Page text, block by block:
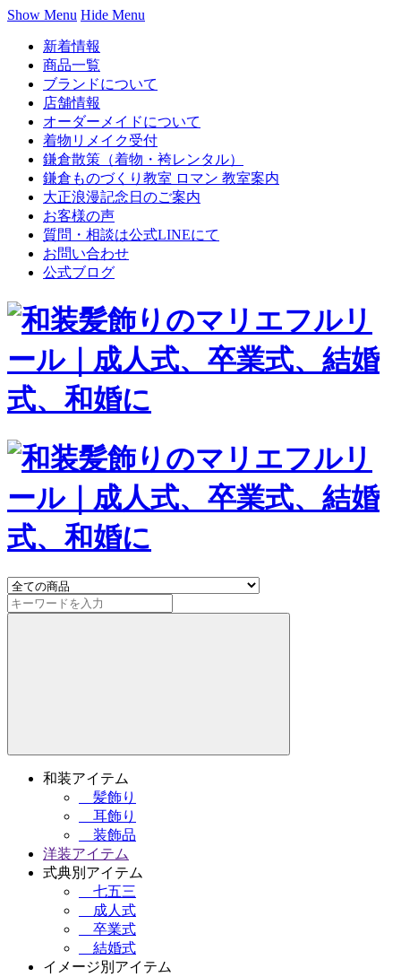
Show Menu Hide Menu
新着情報
商品一覧
ブランドについて
店舗情報
オーダーメイドについて
着物リメイク受付
鎌倉散策（着物・袴レンタル）
鎌倉ものづくり教室 ロマン 教室案内
大正浪漫記念日のご案内
お客様の声
質問・相談は公式LINEにて
お問い合わせ
公式ブログ
和装アイテム
髪飾り
耳飾り
装飾品
洋装アイテム
式典別アイテム
七五三
成人式
卒業式
結婚式
イメージ別アイテム